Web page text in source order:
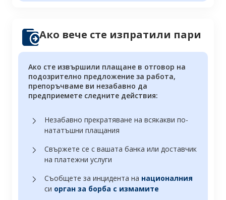
Ако вече сте изпратили пари
Ако сте извършили плащане в отговор на
подозрително предложение за работа,
препоръчваме ви незабавно да
предприемете следните действия:
Незабавно прекратяване на всякакви по-
нататъшни плащания
Свържете се с вашата банка или доставчик
на платежни услуги
Съобщете за инцидента на националния
си орган за борба с измамите